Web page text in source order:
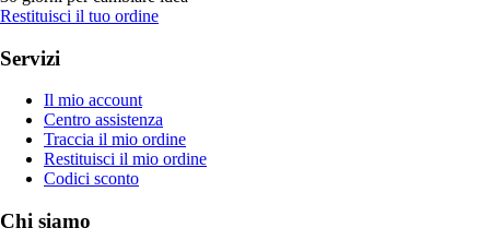
Restituisci il tuo ordine
Servizi
Il mio account
Centro assistenza
Traccia il mio ordine
Restituisci il mio ordine
Codici sconto
Chi siamo